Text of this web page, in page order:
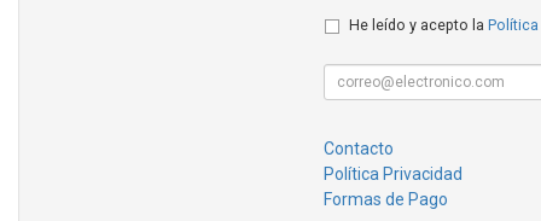
He leído y acepto la Política
Contacto
Política Privacidad
Formas de Pago